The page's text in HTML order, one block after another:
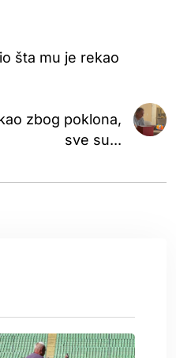
šta mu je rekao
zbog poklona,
sve su...